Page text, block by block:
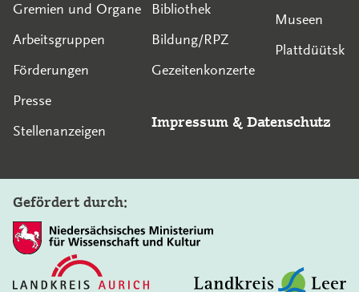
Gremien und Organe
Arbeitsgruppen
Förderungen
Presse
Stellenanzeigen
Bibliothek
Bildung/RPZ
Gezeitenkonzerte
Museen
Plattdüütsk
Impressum & Datenschutz
Gefördert durch: